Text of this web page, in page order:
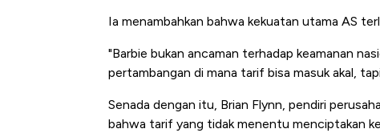
Ia menambahkan bahwa kekuatan utama AS
"Barbie bukan ancaman terhadap keamanan
pertambangan di mana tarif bisa masuk akal,
Senada dengan itu, Brian Flynn, pendiri
bahwa tarif yang tidak menentu menciptakan